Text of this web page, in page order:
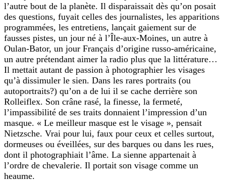
l’autre bout de la planète. Il disparaissait dès qu’on posait
des questions, fuyait celles des journalistes, les apparitions
programmées, les entretiens, lançait gaiement sur de
fausses pistes, un jour né à l’Île-aux-Moines, un autre à
Oulan-Bator, un jour Français d’origine russo-américaine,
un autre prétendant aimer la radio plus que la littérature…
Il mettait autant de passion à photographier les visages
qu’à dissimuler le sien. Dans les rares portraits (ou
autoportraits?) qu’on a de lui il se cache derrière son
Rolleiflex. Son crâne rasé, la finesse, la fermeté,
l’impassibilité de ses traits donnaient l’impression d’un
masque. « Le meilleur masque est le visage », pensait
Nietzsche. Vrai pour lui, faux pour ceux et celles surtout,
dormeuses ou éveillées, sur des barques ou dans les rues,
dont il photographiait l’âme. La sienne appartenait à
l’ordre de chevalerie. Il portait son visage comme un
heaume.